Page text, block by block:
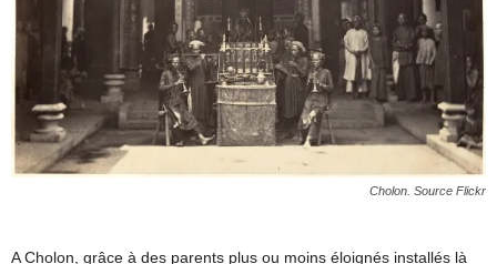
Cholon. Source Flickr
A Cholon, grâce à des parents plus ou moins éloignés installés là